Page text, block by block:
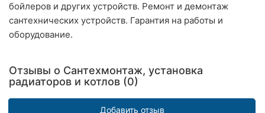
Одесса
Кропивницкий
Киев
бойлеров и других устройств. Ремонт и демонтаж
сантехнических устройств. Гарантия на работы и
оборудование.
Отзывы о Сантехмонтаж, установка
радиаторов и котлов (0)
Добавить отзыв